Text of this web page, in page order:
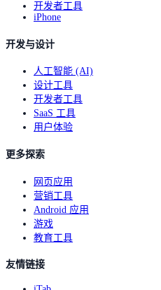
开发者工具
iPhone
开发与设计
人工智能 (AI)
设计工具
开发者工具
SaaS 工具
用户体验
更多探索
网页应用
营销工具
Android 应用
游戏
教育工具
友情链接